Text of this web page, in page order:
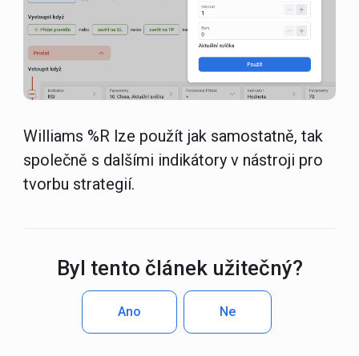
Williams %Rlze použít jak samostatně, tak
společně s dalšími indikátory v nástroji pro
tvorbu strategií.
Byl tento článek užitečný?
Ne
Ano